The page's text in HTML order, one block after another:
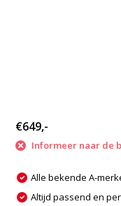
€649,-
Informeer naar de
Alle bekende A-
Altijd passend en